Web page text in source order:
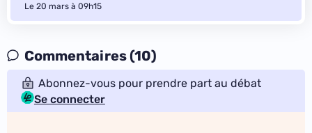
Le 20 mars à 09h15
Commentaires (10)
Abonnez-vous pour prendre part au débat
Se connecter